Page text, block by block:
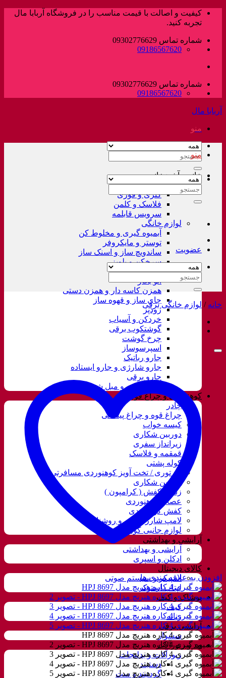
پرش
کیفیت و اصالت با قیمت مناسب را در فروشگاه آربابا مال
تجربه کنید.
شماره تماس 09302776629
09186567620
شماره تماس 09302776629
09186567620
آربابا مال
منو
جستجو
خانه و آشپزخانه
لوازم خانگی غیر برقی
کتری و قوری
فلاسک و کلمن
سرویس قابلمه
لوازم خانگی
آبمیوه گیری و مخلوط کن
توستر و مایکروفر
ساندویچ ساز و اسنک ساز
سرخکن و پلوپز
غذاساز
اتو بخار
همزن کاسه دار و همزن دستی
چای ساز و قهوه ساز
زودپز
خردکن و آسیاب
گوشتکوب برقی
چرخ گوشت
اسپرسوساز
جارو رباتیک
جارو شارژی و جارو ایستاده
جارو برقی
فرش شور و مبل شور
کوهنوردی و چراغ قوه
چادر
چراغ قوه و چراغ پیشانی
کیسه خواب
دوربین شکاری
زیرانداز سفری
قمقمه و فلاسک
کوله پشتی
ننو توری / تخت آویز کوهنوردی مسافرتی
دوربین شکاری
زنجیر کفش ( کرامپون )
عصای کوهنوردی
کفش کوهنوردی
لامپ شارژی، نور و روشنایی
لوازم جانبی کوهنوردی
آرایشی و بهداشتی
آرایشی و بهداشتی
ادکلن و اسپری
کالای دیجیتال
اسپیکر و سیستم صوتی
لپتاب استوک
پوشاک و کیف
کیف
زنانه
آرایشی برقی
سشوار
مد و زیورآلات
زیورآلات و بدلیجات
دستبند
گردنبند و ست
منو
جستجو
عضویت
جستجو
خانه / لوازم خانگی برقی
افزودن به علاقه مندی ها